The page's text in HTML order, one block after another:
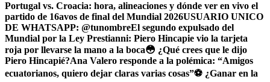
Portugal vs. Croacia: hora, alineaciones y dónde ver en vivo el
partido de 16avos de final del Mundial 2026USUARIO UNICO
DE WHATSAPP: @tunombreEl segundo expulsado del
Mundial por la Ley Prestianni: Piero Hincapie vio la tarjeta
roja por llevarse la mano a la boca😳 ¿Qué crees que le dijo
Piero Hincapié?Ana Valero responde a la polémica: “Amigos
ecuatorianos, quiero dejar claras varias cosas”⚽ ¿Ganar en la